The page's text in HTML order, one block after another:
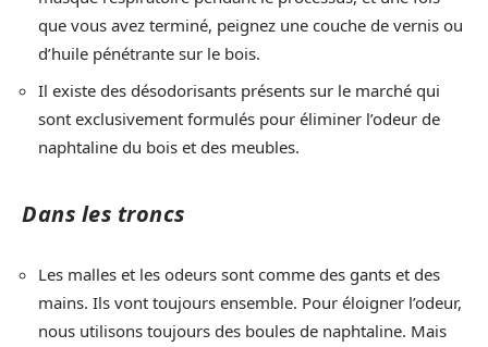
que vous avez terminé, peignez une couche de vernis ou
d’huile pénétrante sur le bois.
Il existe des désodorisants présents sur le marché qui
sont exclusivement formulés pour éliminer l’odeur de
naphtaline du bois et des meubles.
Dans les troncs
Les malles et les odeurs sont comme des gants et des
mains. Ils vont toujours ensemble. Pour éloigner l’odeur,
nous utilisons toujours des boules de naphtaline. Mais